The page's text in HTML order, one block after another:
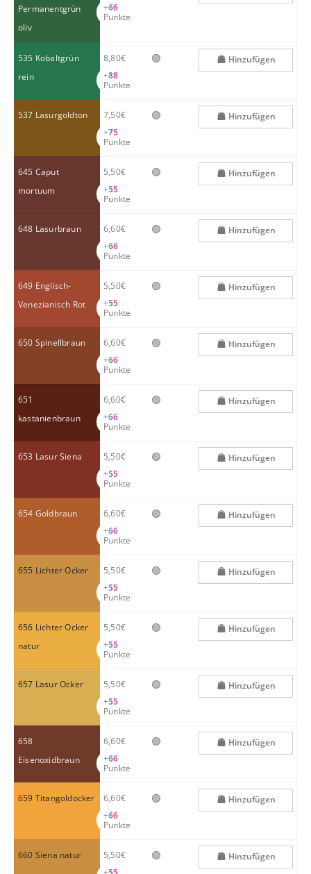
Permanentgrün
oliv
+66
Punkte
535 Kobaltgrün
rein
8,80€
+88
Punkte
🟢 Hinzufügen
537 Lasurgoldton
7,50€
+75
Punkte
🟢 Hinzufügen
645 Caput
mortuum
5,50€
+55
Punkte
🟢 Hinzufügen
648 Lasurbraun
6,60€
+66
Punkte
🟢 Hinzufügen
649 Englisch-
Venezianisch Rot
5,50€
+55
Punkte
🟢 Hinzufügen
650 Spinellbraun
6,60€
+66
Punkte
🟢 Hinzufügen
651
kastanienbraun
6,60€
+66
Punkte
🟢 Hinzufügen
653 Lasur Siena
5,50€
+55
Punkte
🟢 Hinzufügen
654 Goldbraun
6,60€
+66
Punkte
🟢 Hinzufügen
655 Lichter Ocker
5,50€
+55
Punkte
🟢 Hinzufügen
656 Lichter Ocker
natur
5,50€
+55
Punkte
🟢 Hinzufügen
657 Lasur Ocker
5,50€
+55
Punkte
🟢 Hinzufügen
658
Eisenoxidbraun
6,60€
+66
Punkte
🟢 Hinzufügen
659 Titangoldocker
6,60€
+66
Punkte
🟢 Hinzufügen
660 Siena natur
5,50€
🟢 Hinzufügen